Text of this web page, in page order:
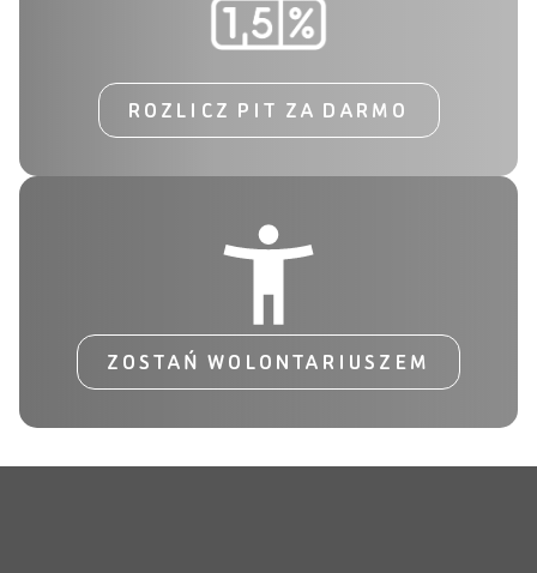
ROZLICZ PIT ZA DARMO
ZOSTAŃ WOLONTARIUSZEM